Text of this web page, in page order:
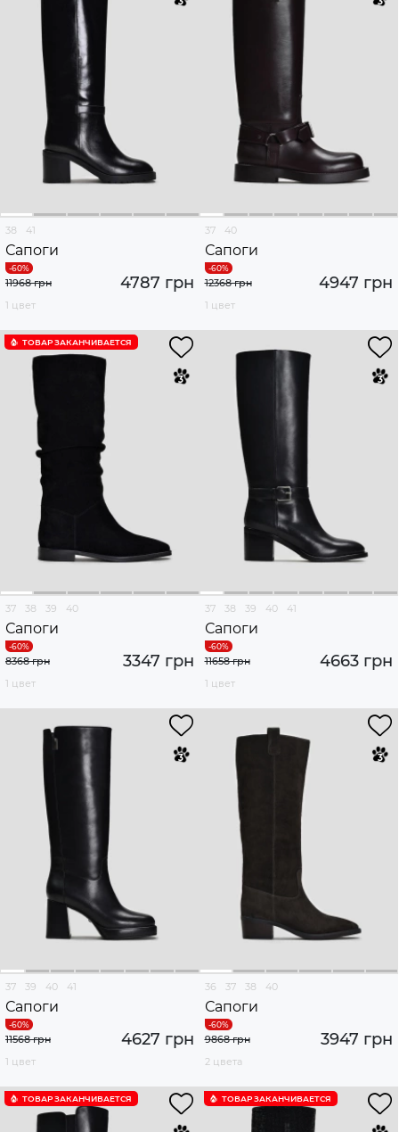
38 41
Сапоги
4787 грн
11968 грн
1 цвет
37 40
Сапоги
4947 грн
12368 грн
1 цвет
ТОВАР ЗАКАНЧИВАЕТСЯ
37 38 39 40
Сапоги
3347 грн
8368 грн
1 цвет
37 38 39 40 41
Сапоги
4663 грн
11658 грн
1 цвет
37 39 40 41
Сапоги
4627 грн
11568 грн
1 цвет
36 37 38 40
Сапоги
3947 грн
9868 грн
2 цвета
ТОВАР ЗАКАНЧИВАЕТСЯ ТОВАР ЗАКАНЧИВАЕТСЯ